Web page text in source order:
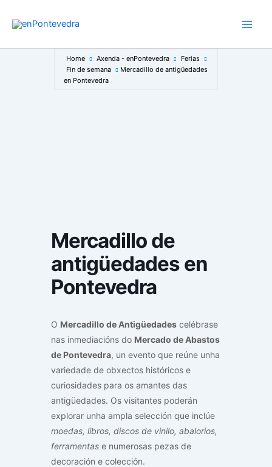
Home Axenda - enPontevedra
Ferias
Fin de semana
Mercadillo de antigüedades
en Pontevedra
Mercadillo de
antigüedades en
Pontevedra
O Mercadillo de Antigüedades celébrase
nas inmediacións do Mercado de Abastos
de Pontevedra, un evento que reúne unha
variedade de obxectos históricos e
curiosidades para os amantes das
antigüedades. Os visitantes poderán
explorar unha ampla selección que inclúe
moedas, libros, discos de vinilo, abalorios,
ferramentas e numerosas pezas de
decoración e colección.